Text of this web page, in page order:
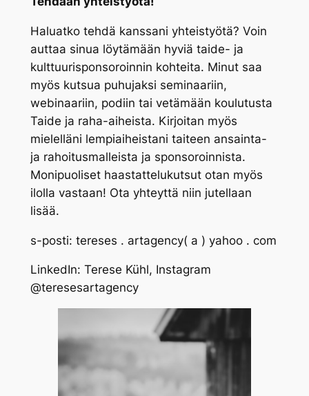
Haluatko tehdä kanssani yhteistyötä? Voin
auttaa sinua löytämään hyviä taide- ja
kulttuurisponsoroinnin kohteita. Minut saa
myös kutsua puhujaksi seminaariin,
webinaariin, podiin tai vetämään koulutusta
Taide ja raha-aiheista. Kirjoitan myös
mielelläni lempiaiheistani taiteen ansainta-
ja rahoitusmalleista ja sponsoroinnista.
Monipuoliset haastattelukutsut otan myös
ilolla vastaan! Ota yhteyttä niin jutellaan
lisää.
s-posti: tereses . artagency( a ) yahoo . com
LinkedIn: Terese Kühl, Instagram
@teresesartagency